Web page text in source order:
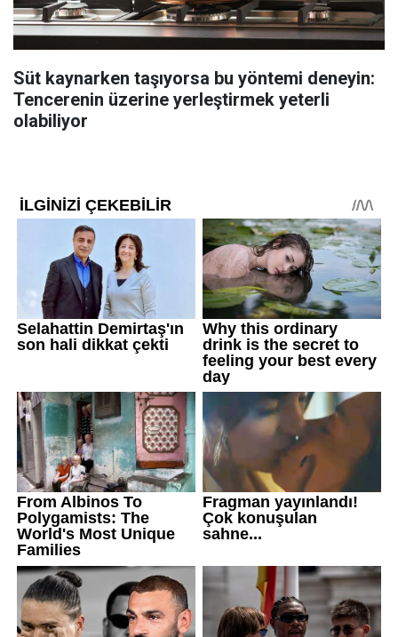
Süt kaynarken taşıyorsa bu yöntemi deneyin:
Tencerenin üzerine yerleştirmek yeterli
olabiliyor